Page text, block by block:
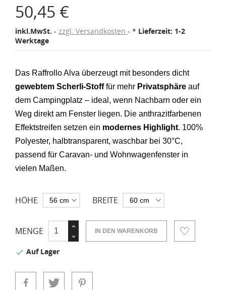
50,45 €
inkl.MwSt. zzgl. Versandkosten * Lieferzeit: 1-2
Werktage
Das Raffrollo Alva überzeugt mit besonders dicht
gewebtem Scherli-Stofffür mehr Privatsphäre auf
dem Campingplatz – ideal, wenn Nachbarn oder ein
Weg direkt am Fenster liegen. Die anthrazitfarbenen
Effektstreifen setzen ein modernes Highlight. 100%
Polyester, halbtransparent, waschbar bei 30°C,
passend für Caravan- und Wohnwagenfenster in
vielen Maßen.
HÖHE BREITE
MENGE IN DEN WARENKORB
 Auf Lager